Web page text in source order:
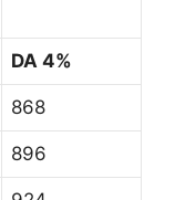
DA 4%
868
896